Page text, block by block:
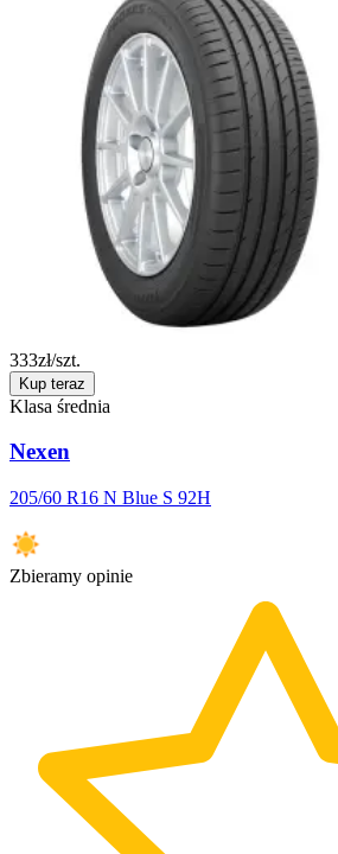
333zł/szt.
Kup teraz
Klasa średnia
Nexen
205/60 R16 N Blue S 92H
Zbieramy opinie